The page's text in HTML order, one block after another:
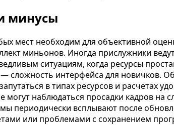
минусы
мест необходим для объективной
миньонов. Иногда прислужники
ситуациям, когда ресурсы
сложность интерфейса для новичков.
в типах ресурсов и
могут наблюдаться просадки кадров на
периодически всплывают после
или проблемами с сохранением